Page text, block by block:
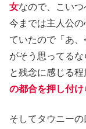
女なので、こいつ
今までは主人公
ていたので「あ
がそう思ってる
と残念に感じる
の都合を押し付け
そしてタウニーの